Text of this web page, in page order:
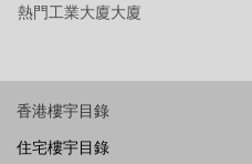
熱門工業大廈大廈
香港樓宇目錄
住宅樓宇目錄